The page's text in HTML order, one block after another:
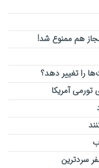
هم ممنوع شد!
را تغییر دهد؟
آمریکا